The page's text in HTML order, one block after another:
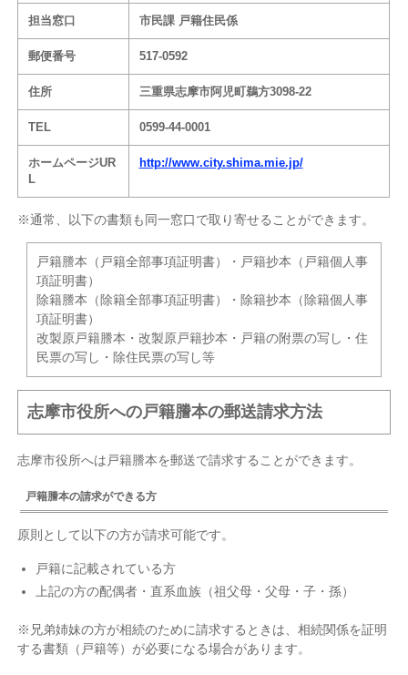
担当窓口 市民課 戸籍住民係
郵便番号 517-0592
住所 三重県志摩市阿児町鵜方3098-22
TEL 0599-44-0001
ホームページUR
L
http://www.city.shima.mie.jp/
※通常、以下の書類も同一窓口で取り寄せることができます。
戸籍謄本（戸籍全部事項証明書）・戸籍抄本（戸籍個人事
項証明書）
除籍謄本（除籍全部事項証明書）・除籍抄本（除籍個人事
項証明書）
改製原戸籍謄本・改製原戸籍抄本・戸籍の附票の写し・住
民票の写し・除住民票の写し等
志摩市役所への戸籍謄本の郵送請求方法
志摩市役所へは戸籍謄本を郵送で請求することができます。
戸籍謄本の請求ができる方
原則として以下の方が請求可能です。
戸籍に記載されている方
上記の方の配偶者・直系血族（祖父母・父母・子・孫）
※兄弟姉妹の方が相続のために請求するときは、相続関係を証明
する書類（戸籍等）が必要になる場合があります。